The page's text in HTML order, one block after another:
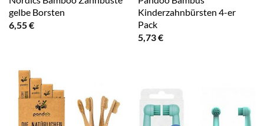
gelbe Borsten
6,55€
Kinderzahnbürsten 4-er
Pack
5,73€